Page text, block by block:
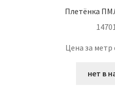
Плетёнка
Цена за метр
нет в